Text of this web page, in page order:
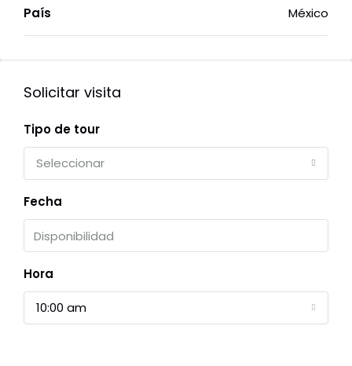
País México
Solicitar visita
Tipo de tour
Seleccionar
Fecha
Hora
10:00 am